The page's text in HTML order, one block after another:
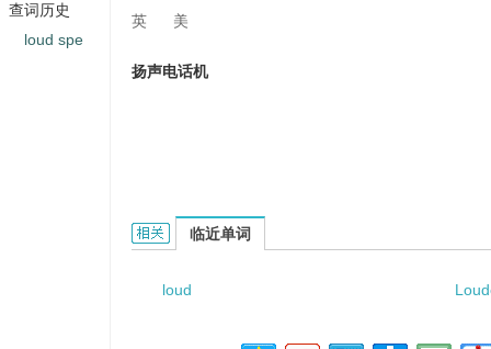
英 美
扬声电话机
loud speaking telephone的相关资料：
临近单词
loud
查词历史
loud spe